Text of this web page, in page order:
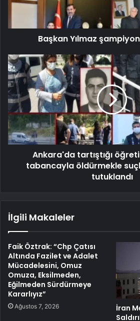
Başkan Yılmaz
Ankara'da tartıştığı
tabancayla öldürmekle
tutuklandı
İlgili Makaleler
Faik Öztrak: “Chp Çatısı
Altında Fazilet ve Adalet
Mücadelesini, Omuz
Omuza, Eksilmeden,
Eğilmeden Sürdürmeye
Kararlıyız”
Ağustos 7, 2026
İran